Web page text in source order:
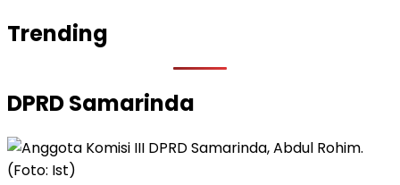
Trending
DPRD Samarinda